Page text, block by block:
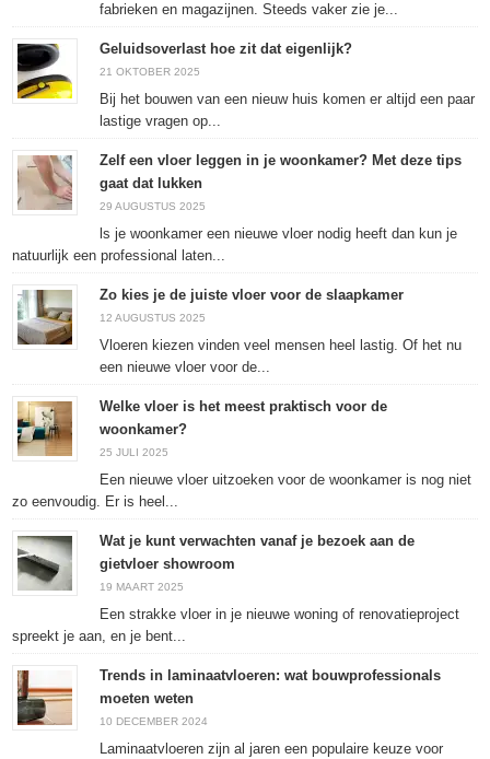
fabrieken en magazijnen. Steeds vaker zie je...
Geluidsoverlast hoe zit dat eigenlijk?
21 OKTOBER 2025
Bij het bouwen van een nieuw huis komen er altijd een paar
lastige vragen op...
Zelf een vloer leggen in je woonkamer? Met deze tips
gaat dat lukken
29 AUGUSTUS 2025
ls je woonkamer een nieuwe vloer nodig heeft dan kun je
natuurlijk een professional laten...
Zo kies je de juiste vloer voor de slaapkamer
12 AUGUSTUS 2025
Vloeren kiezen vinden veel mensen heel lastig. Of het nu
een nieuwe vloer voor de...
Welke vloer is het meest praktisch voor de
woonkamer?
25 JULI 2025
Een nieuwe vloer uitzoeken voor de woonkamer is nog niet
zo eenvoudig. Er is heel...
Wat je kunt verwachten vanaf je bezoek aan de
gietvloer showroom
19 MAART 2025
Een strakke vloer in je nieuwe woning of renovatieproject
spreekt je aan, en je bent...
Trends in laminaatvloeren: wat bouwprofessionals
moeten weten
10 DECEMBER 2024
Laminaatvloeren zijn al jaren een populaire keuze voor